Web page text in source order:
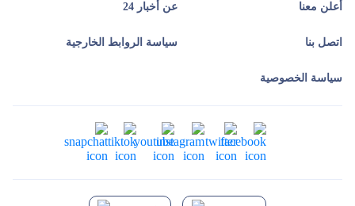
أعلن معنا عن أخبار 24
اتصل بنا سياسة الروابط الخارجية
سياسة الخصوصية